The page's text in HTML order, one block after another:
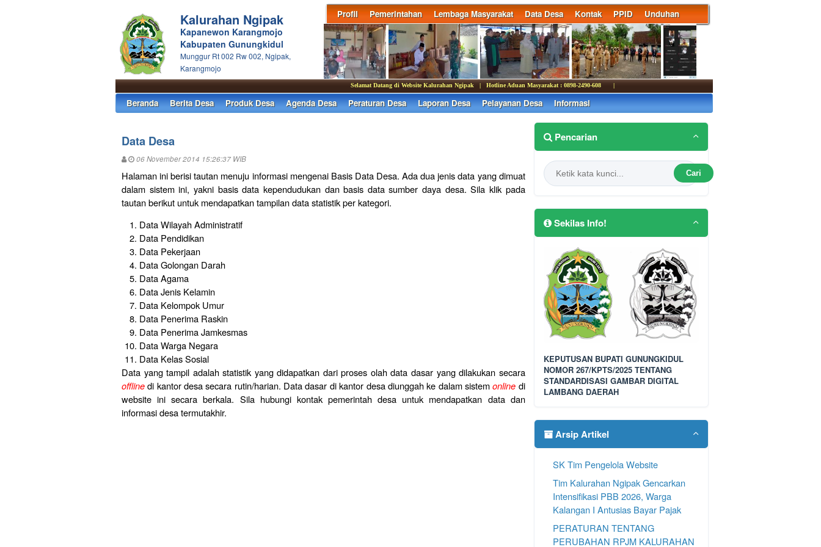
Profil Pemerintahan Lembaga Masyarakat Data Desa Kontak PPID Unduhan
Kalurahan Ngipak
Kapanewon Karangmojo
Kabupaten Gunungkidul
Munggur Rt 002 Rw 002, Ngipak,
Karangmojo
Selamat Datang di Website Kalurahan Ngipak | Hotline Aduan Masyarakat : 0898-2490-608 |
Beranda Berita Desa Produk Desa Agenda Desa Peraturan Desa Laporan Desa Pelayanan Desa Informasi
Data Desa
06 November 2014 15:26:37 WIB
Halaman ini berisi tautan menuju informasi mengenai Basis Data Desa. Ada dua jenis data yang dimuat
dalam sistem ini, yakni basis data kependudukan dan basis data sumber daya desa. Sila klik pada
tautan berikut untuk mendapatkan tampilan data statistik per kategori.
Data Wilayah Administratif
Data Pendidikan
Data Pekerjaan
Data Golongan Darah
Data Agama
Data Jenis Kelamin
Data Kelompok Umur
Data Penerima Raskin
Data Penerima Jamkesmas
Data Warga Negara
Data Kelas Sosial
Data yang tampil adalah statistik yang didapatkan dari proses olah data dasar yang dilakukan secara
offlinedi kantor desa secara rutin/harian. Data dasar di kantor desa diunggah ke dalam sistemonline di
website ini secara berkala. Sila hubungi kontak pemerintah desa untuk mendapatkan data dan
informasi desa termutakhir.
Pencarian
Cari
Sekilas Info!
KEPUTUSAN BUPATI GUNUNGKIDUL
NOMOR 267/KPTS/2025 TENTANG
STANDARDISASI GAMBAR DIGITAL
LAMBANG DAERAH
Arsip Artikel
SK Tim Pengelola Website
Tim Kalurahan Ngipak Gencarkan
Intensifikasi PBB 2026, Warga
Kalangan I Antusias Bayar Pajak
PERATURAN TENTANG
PERUBAHAN RPJM KALURAHAN